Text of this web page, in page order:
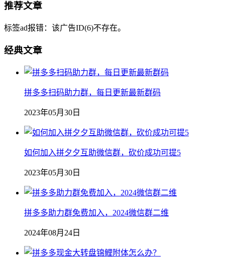
推荐文章
标签ad报错：该广告ID(6)不存在。
经典文章
拼多多扫码助力群，每日更新最新群码
2023年05月30日
如何加入拼夕夕互助微信群，砍价成功可提5
2023年05月30日
拼多多助力群免费加入，2024微信群二维
2024年08月24日